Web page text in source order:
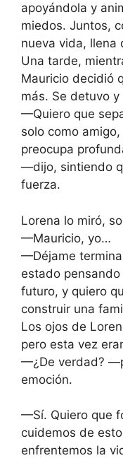
apoyándola y
miedos. Juntos,
nueva vida, llena
Una tarde,
Mauricio decidió
más. Se detuvo
—Quiero que
solo como
preocupa
—dijo, sintiendo
fuerza.
Lorena lo miró,
—Mauricio, yo…
—Déjame
estado
futuro, y quiero
construir una
Los ojos de
pero esta vez
—¿De verdad?
emoción.
—Sí. Quiero que
cuidemos de
enfrentemos la